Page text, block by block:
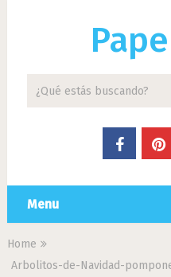
Menu
Home
Arbolitos-de-Navidad-